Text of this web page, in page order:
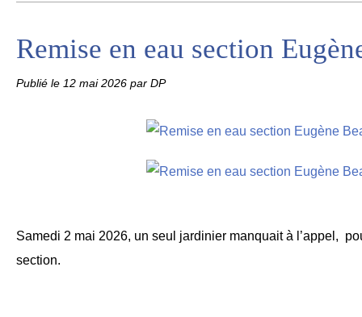
Remise en eau section
Publié le 12 mai 2026 par DP
Samedi 2 mai 2026, un seul jardinier manquait à l’appel,
section.